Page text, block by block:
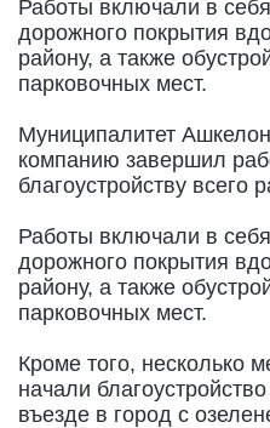
Работы включали в себя
дорожного покрытия
району, а также
парковочных мест.
Муниципалитет
компанию завершил
благоустройству
Работы включали в себя
дорожного покрытия
району, а также
парковочных мест.
Кроме того, несколько
начали
въезде в город с